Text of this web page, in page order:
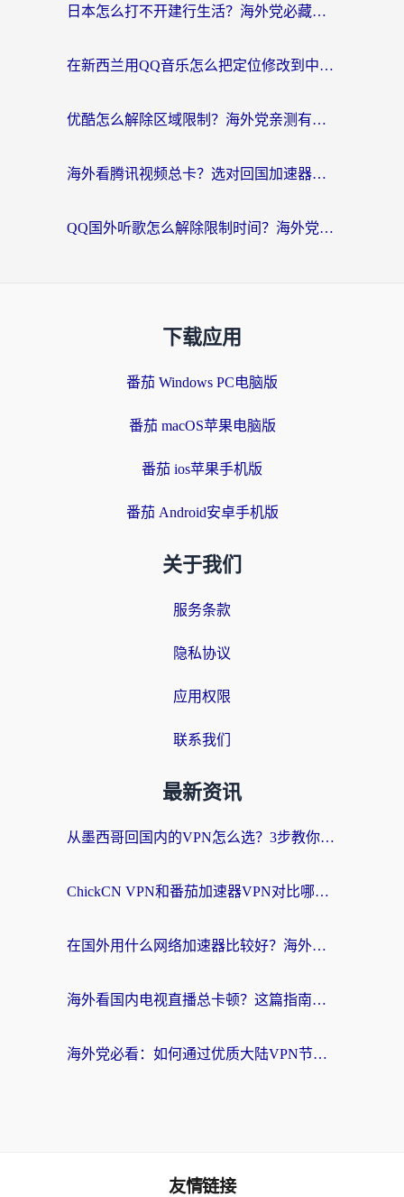
日本怎么打不开建行生活？海外党必藏的回国加速指南（含丹麦国外影音问题破解）
在新西兰用QQ音乐怎么把定位修改到中国国内？海外党听歌追剧的实用指南
优酷怎么解除区域限制？海外党亲测有效的回国加速器选择指南
海外看腾讯视频总卡？选对回国加速器，还能解决英国1号店定位+欧洲杯CCTV5直播问题
QQ国外听歌怎么解除限制时间？海外党亲测有效的回国加速方案
下载应用
番茄 Windows PC电脑版
番茄 macOS苹果电脑版
番茄 ios苹果手机版
番茄 Android安卓手机版
关于我们
服务条款
隐私协议
应用权限
联系我们
最新资讯
从墨西哥回国内的VPN怎么选？3步教你无缝刷剧、玩国服游戏
ChickCN VPN和番茄加速器VPN对比哪个回国效果更好？海外党亲测后的真实答案
在国外用什么网络加速器比较好？海外党亲测：从痛点到解决方案的全攻略
海外看国内电视直播总卡顿？这篇指南教你选对回国加速器，无缝追剧不发愁
海外党必看：如何通过优质大陆VPN节点无缝访问国内资源？
友情链接